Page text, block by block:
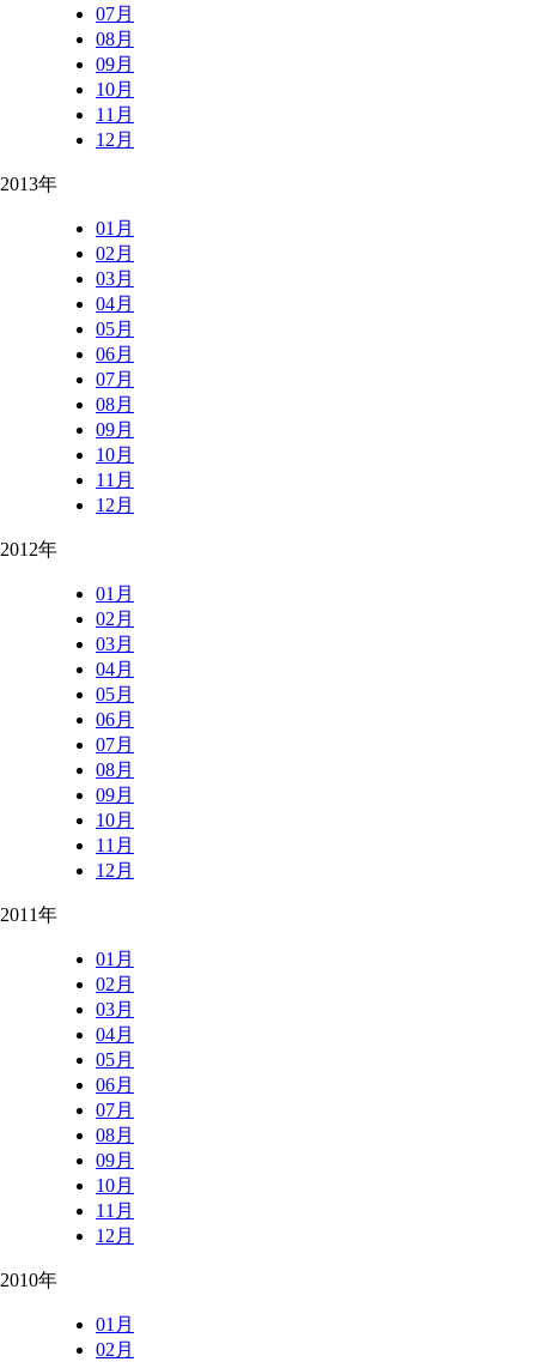
07月
08月
09月
10月
11月
12月
2013年
01月
02月
03月
04月
05月
06月
07月
08月
09月
10月
11月
12月
2012年
01月
02月
03月
04月
05月
06月
07月
08月
09月
10月
11月
12月
2011年
01月
02月
03月
04月
05月
06月
07月
08月
09月
10月
11月
12月
2010年
01月
02月